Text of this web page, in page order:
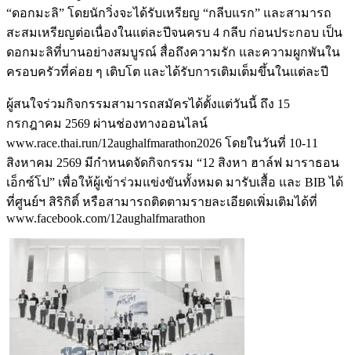
“ดอกมะลิ” โดยนักวิ่งจะได้รับเหรียญ “กลีบแรก” และสามารถ
สะสมเหรียญต่อเนื่องในแต่ละปีจนครบ 4 กลีบ ก่อนประกอบ เป็น
ดอกมะลิที่บานอย่างสมบูรณ์ สื่อถึงความรัก และความผูกพันใน
ครอบครัวที่ค่อย ๆ เติบโต และได้รับการเติมเต็มขึ้นในแต่ละปี
ผู้สนใจร่วมกิจกรรมสามารถสมัครได้ตั้งแต่วันนี้ ถึง 15
กรกฎาคม 2569 ผ่านช่องทางออนไลน์
www.race.thai.run/12aughalfmarathon2026 โดยในวันที่ 10-11
สิงหาคม 2569 มีกำหนดจัดกิจกรรม “12 สิงหา ฮาล์ฟ มาราธอน
เอ็กซ์โป” เพื่อให้ผู้เข้าร่วมแข่งขันทั้งหมด มารับเสื้อ และ BIB ได้
ที่ศูนย์ฯ สิริกิติ์ หรือสามารถติดตามรายละเอียดเพิ่มเติมได้ที่
www.facebook.com/12aughalfmarathon